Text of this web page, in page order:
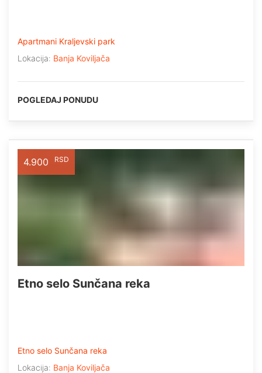
Apartmani Kraljevski park
Lokacija: Banja Koviljača
POGLEDAJ PONUDU
4.900 RSD
Etno selo Sunčana reka
Etno selo Sunčana reka
Lokacija: Banja Koviljača